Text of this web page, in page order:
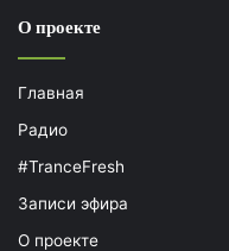
О проекте
Главная
Радио
#TranceFresh
Записи эфира
О проекте